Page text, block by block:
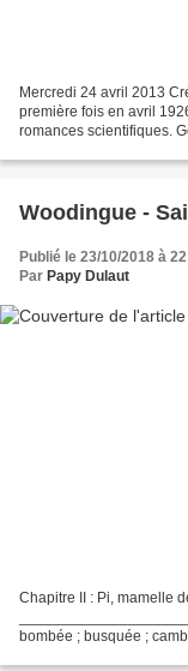
Mercredi 24 avril 2013
première fois en avril
romances scientifiques.
Woodingue -
Publié le 23/10/2018 à
Par Papy Dulaut
Chapitre II : Pi, mamelle
bombée ; busquée ;